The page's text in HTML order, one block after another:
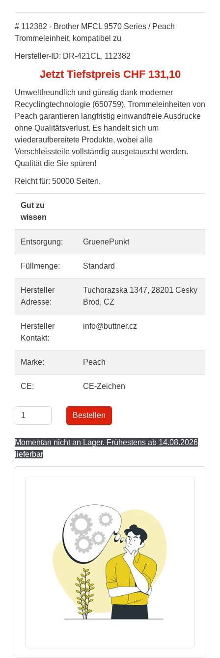
# 112382 - Brother MFCL 9570 Series / Peach
Trommeleinheit, kompatibel zu
Hersteller-ID: DR-421CL, 112382
Jetzt Tiefstpreis CHF 131,10
Umweltfreundlich und günstig dank moderner
Recyclingtechnologie (650759). Trommeleinheiten von
Peach garantieren langfristig einwandfreie Ausdrucke
ohne Qualitätsverlust. Es handelt sich um
wiederaufbereitete Produkte, wobei alle
Verschleissteile vollständig ausgetauscht werden.
Qualität die Sie spüren!
Reicht für: 50000 Seiten.
Gut zu
wissen
Entsorgung: GruenePunkt
Füllmenge: Standard
Hersteller
Adresse:
Tuchorazska 1347, 28201 Cesky
Brod, CZ
Hersteller
Kontakt:
info@buttner.cz
Marke: Peach
CE: CE-Zeichen
Bestellen
Momentan nicht an Lager. Frühestens ab 14.08.2026
lieferbar